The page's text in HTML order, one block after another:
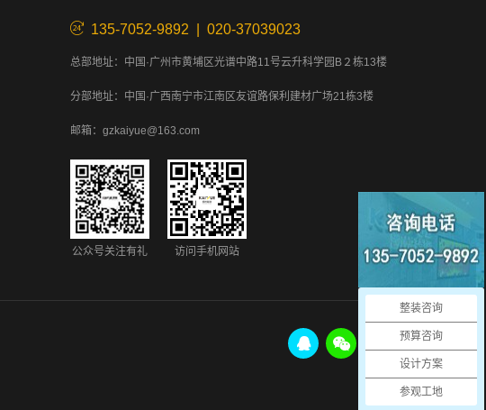
135-7052-9892 | 020-37039023
总部地址：中国·广州市黄埔区光谱中路11号云升科学园B２栋13楼
分部地址：中国·广西南宁市江南区友谊路保利建材广场21栋3楼
邮箱：gzkaiyue@163.com
公众号关注有礼 访问手机网站
整装咨询
预算咨询
设计方案
参观工地